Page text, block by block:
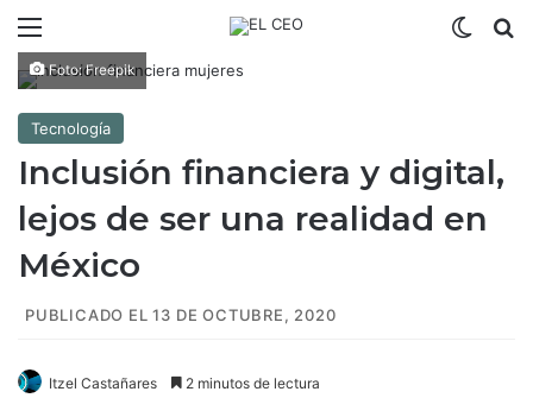
Foto: Freepik
Tecnología
Inclusión financiera y digital,
lejos de ser una realidad en
México
PUBLICADO EL 13 DE OCTUBRE, 2020
Itzel Castañares 2 minutos de lectura